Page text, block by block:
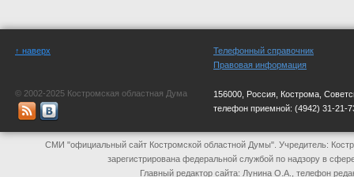
↑ наверх
© 2002-2025 Костромская областная Дума
Телефонный справочник
Правовая информация
156000, Россия, Кострома,
телефон приемной: (4942) 31-21-
СМИ "официальный сайт Костромской областной Думы". Учредитель:
зарегистрирована федеральной службой по надзору в
Главный редактор сайта: Лунина О.А., телефон